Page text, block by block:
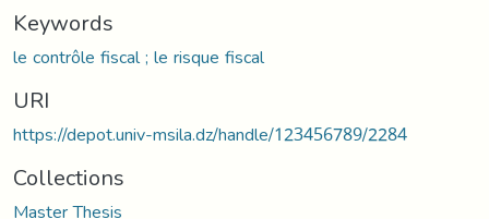
Keywords
le contrôle fiscal ; le risque fiscal
URI
https://depot.univ-msila.dz/handle/123456789/2284
Collections
Master Thesis